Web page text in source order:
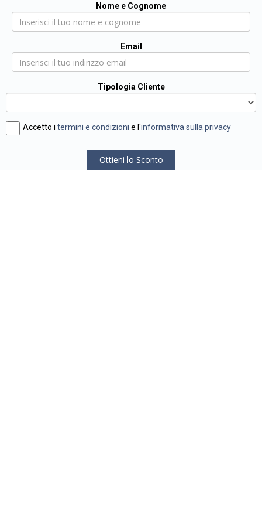
Nome e Cognome
Email
Tipologia Cliente
Accetto i termini e condizioni e l'informativa sulla privacy
Ottieni lo Sconto